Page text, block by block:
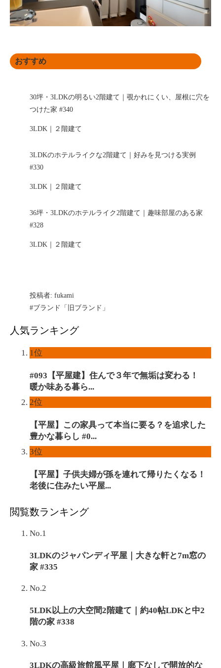
おすすめ
30坪・3LDKの明るい2階建て｜覗かれにくい、屋根に穴を
つけた家 #340
3LDK｜２階建て
3LDKのホテルライクな2階建て｜好みを見つける実例
#330
3LDK｜２階建て
36坪・3LDKのホテルライク2階建て｜趣味部屋のある家
#328
3LDK｜２階建て
投稿者: fukami
#ブランド「旧ブランド」
人気ランキング
1位
#093【平屋建】住んで３年で無垢は変わる！
暖か味ある暮ら...
2位
【平屋】この家具って本当に要る？を追求した
豊かな暮らし #0...
3位
【平屋】子供夫婦が孫を連れて帰りたくなる！
老後に住みたい平屋...
閲覧数ランキング
No.1
3LDKのジャパンディ平屋｜大きな軒と7m窓の
家 #335
No.2
5LDK以上の大空間2階建て｜約40帖LDKと中2
階の家 #338
No.3
3LDKの高級旅館風平屋｜廊下なしで開放的な